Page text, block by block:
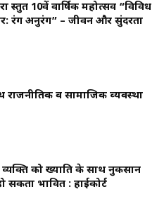
प्रस्तुत 10वें वार्षिक महोत्सव “विविध
रंग अनुरंग” – जीवन और सुंदरता
व सामाजिक व्‍यवस्‍था
को ख्याति के साथ नुकसान
प्रभावित : हाईकोर्ट